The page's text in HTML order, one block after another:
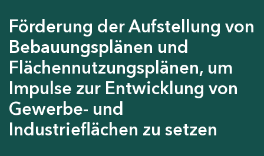
Förderung der Aufstellung von
Bebauungsplänen und
Flächennutzungsplänen, um
Impulse zur Entwicklung von
Gewerbe- und
Industrieflächen zu setzen